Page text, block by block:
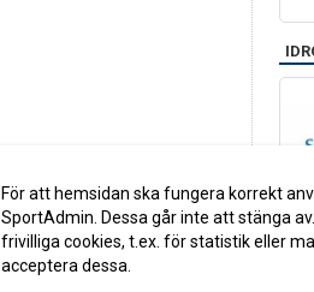
För att hemsidan ska fungera korrekt
SportAdmin. Dessa går inte att stänga
frivilliga cookies, t.ex. för statistik eller
acceptera dessa.